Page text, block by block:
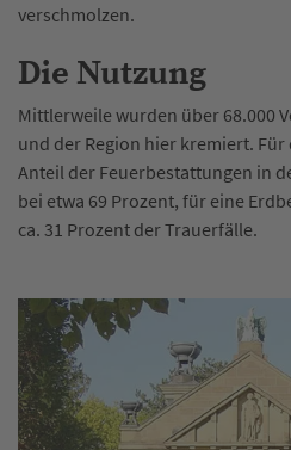
verschmolzen.
Die Nutzung
Mittlerweile wurden über 68.000
und der Region hier kremiert.
Anteil der Feuerbestattungen in
bei etwa 69 Prozent, für eine
ca. 31 Prozent der Trauerfälle.